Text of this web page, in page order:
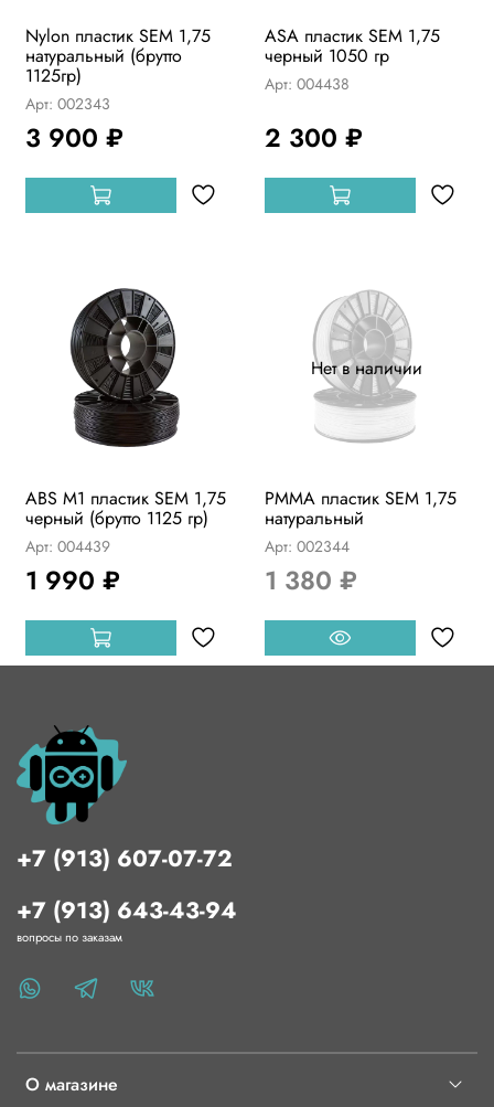
Nylon пластик SEM 1,75
натуральный (брутто
1125гр)
Арт: 002343
3 900 ₽
ASA пластик SEM 1,75
черный 1050 гр
Арт: 004438
2 300 ₽
ABS М1 пластик SEM 1,75
черный (брутто 1125 гр)
Арт: 004439
1 990 ₽
Нет в наличии
PMMA пластик SEM 1,75
натуральный
Арт: 002344
1 380 ₽
О магазине
+7 (913) 607-07-72
+7 (913) 643-43-94
вопросы по заказам